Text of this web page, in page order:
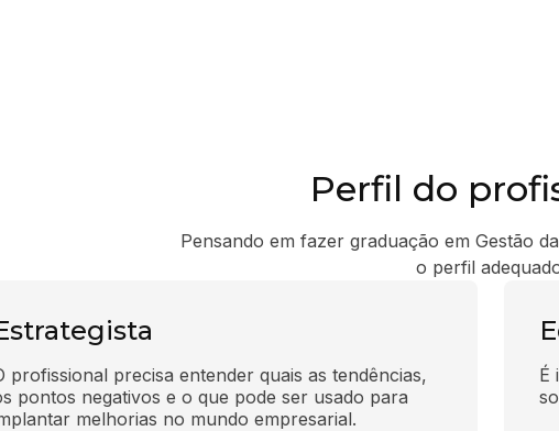
Perfil do
Pensando em fazer graduação em Gestão
o perfil
profissional precisa entender quais as tendências,
pontos negativos e o que pode ser usado para
melhorias no mundo empresarial.
É